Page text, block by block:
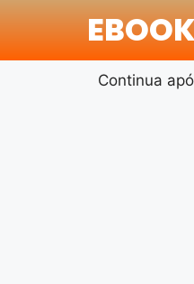
Continua